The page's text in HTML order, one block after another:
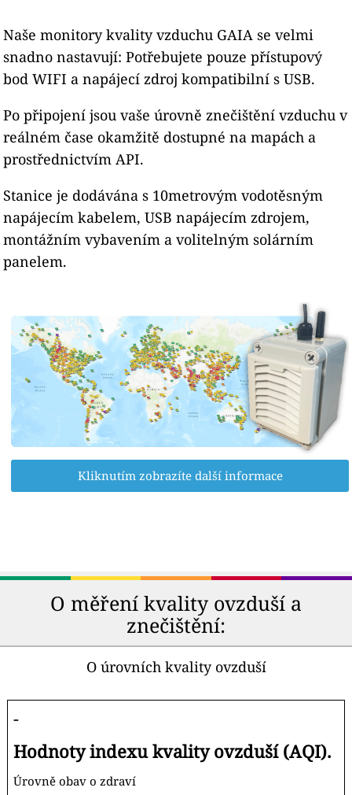
Naše monitory kvality vzduchu GAIA se velmi
snadno nastavují: Potřebujete pouze přístupový
bod WIFI a napájecí zdroj kompatibilní s USB.
Po připojení jsou vaše úrovně znečištění vzduchu v
reálném čase okamžitě dostupné na mapách a
prostřednictvím API.
Stanice je dodávána s 10metrovým vodotěsným
napájecím kabelem, USB napájecím zdrojem,
montážním vybavením a volitelným solárním
panelem.
Kliknutím zobrazíte další informace
O měření kvality ovzduší a
znečištění:
O úrovních kvality ovzduší
-
Hodnoty indexu kvality ovzduší (AQI).
Úrovně obav o zdraví